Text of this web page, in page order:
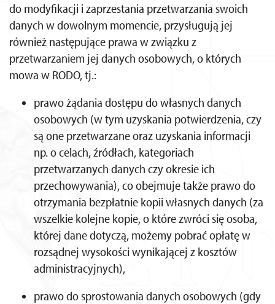
do modyfikacji i zaprzestania przetwarzania swoich
danych w dowolnym momencie, przysługują jej
również następujące prawa w związku z
przetwarzaniem jej danych osobowych, o których
mowa w RODO, tj.:
prawo żądania dostępu do własnych danych
osobowych (w tym uzyskania potwierdzenia, czy
są one przetwarzane oraz uzyskania informacji
np. o celach, źródłach, kategoriach
przetwarzanych danych czy okresie ich
przechowywania), co obejmuje także prawo do
otrzymania bezpłatnie kopii własnych danych (za
wszelkie kolejne kopie, o które zwróci się osoba,
której dane dotyczą, możemy pobrać opłatę w
rozsądnej wysokości wynikającej z kosztów
administracyjnych),
prawo do sprostowania danych osobowych (gdy